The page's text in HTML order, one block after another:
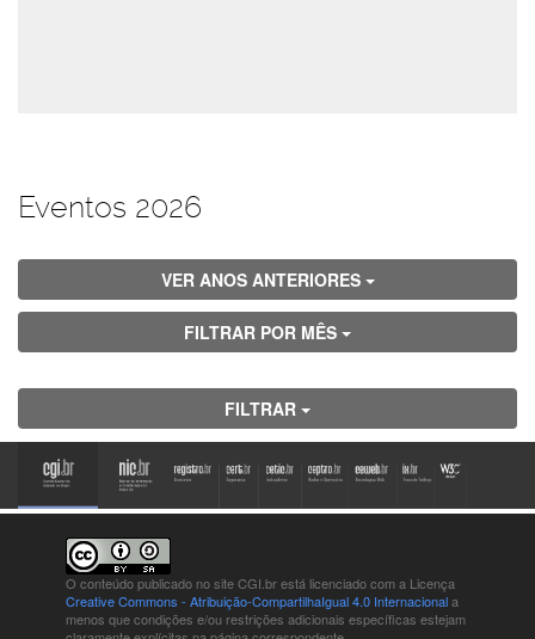
Eventos 2026
VER ANOS ANTERIORES
FILTRAR POR MÊS
FILTRAR
O conteúdo publicado no site CGI.br está licenciado com a Licença
Creative Commons - Atribuição-CompartilhaIgual 4.0 Internacionala
menos que condições e/ou restrições adicionais específicas estejam